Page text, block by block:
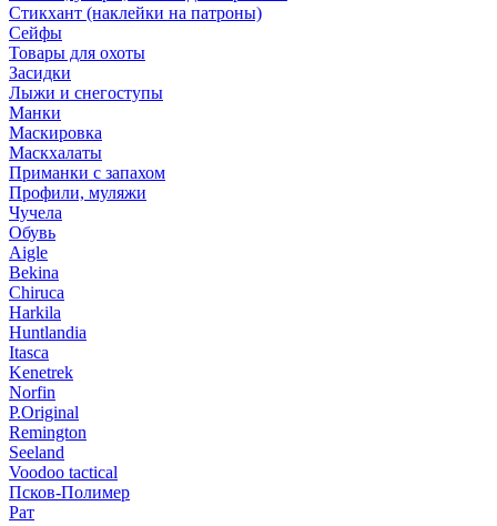
Стикхант (наклейки на патроны)
Сейфы
Товары для охоты
Засидки
Лыжи и снегоступы
Манки
Маскировка
Маскхалаты
Приманки с запахом
Профили, муляжи
Чучела
Обувь
Aigle
Bekina
Chiruсa
Harkila
Huntlandia
Itasca
Kenetrek
Norfin
P.Original
Remington
Seeland
Voodoo tactical
Псков-Полимер
Рат